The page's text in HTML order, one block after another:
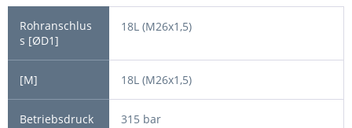
18L (M26x1,5)
18L (M26x1,5)
315 bar